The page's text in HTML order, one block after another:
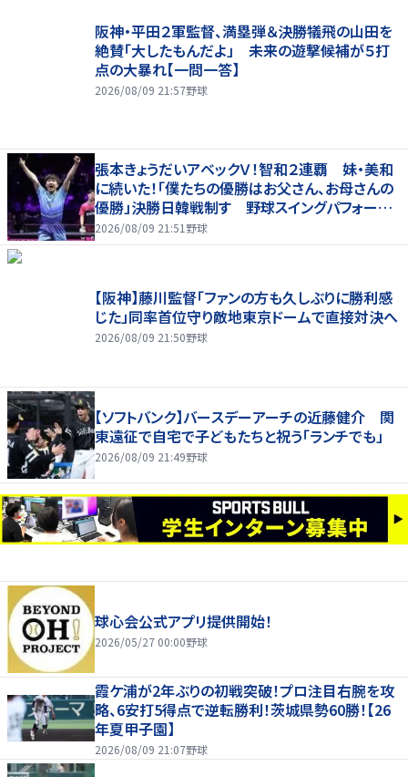
阪神・平田２軍監督、満塁弾＆決勝犠飛の山田を
絶賛「大したもんだよ」 未来の遊撃候補が５打
点の大暴れ【一問一答】
2026/08/09 21:57野球
張本きょうだいアベックＶ！智和２連覇 妹・美和
に続いた！「僕たちの優勝はお父さん、お母さんの
優勝」決勝日韓戦制す 野球スイングパフォーマ
ンスで歓喜爆発 本音もちらり「妹が先に決めて
2026/08/09 21:51 野球
【阪神】藤川監督「ファンの方も久しぶりに勝利感
じた」同率首位守り敵地東京ドームで直接対決へ
2026/08/09 21:50野球
【ソフトバンク】バースデーアーチの近藤健介 関
東遠征で自宅で子どもたちと祝う「ランチでも」
2026/08/09 21:49野球
球心会公式アプリ提供開始！
2026/05/27 00:00野球
霞ケ浦が2年ぶりの初戦突破！プロ注目右腕を攻
略、6安打5得点で逆転勝利！茨城県勢60勝！【26
年夏甲子園】
2026/08/09 21:07野球